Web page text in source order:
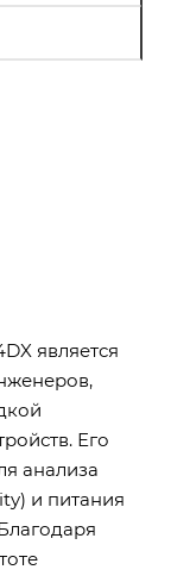
является
Его
анализа
и питания